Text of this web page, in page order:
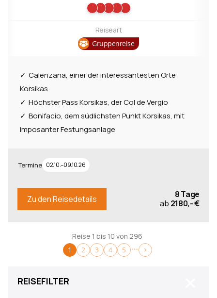
Reiseart
Gruppenreise
Calenzana, einer der interessantesten Orte
Korsikas
Höchster Pass Korsikas, der Col de Vergio
Bonifacio, dem südlichsten Punkt Korsikas, mit
imposanter Festungsanlage
Termine 02.10.–09.10.26
Zu den Reisedetails
8 Tage
ab 2180,- €
Reise 1 bis 10 von 296
1
2 3 4 5
REISEFILTER